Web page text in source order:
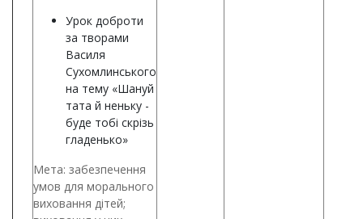
Урок доброти
за творами
Василя
Сухомлинського
на тему «Шануй
тата й неньку -
буде тобі скрізь
гладенько»
Мета: забезпечення
умов для морального
виховання дітей;